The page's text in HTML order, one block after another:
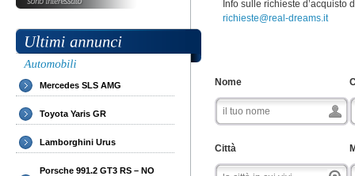
Mercedes SLS AMG
Toyota Yaris GR
Lamborghini Urus
Porsche 991.2 GT3 RS – NO
Info sulle richieste d’acquisto
richieste@real-dreams.it
Nome
Città